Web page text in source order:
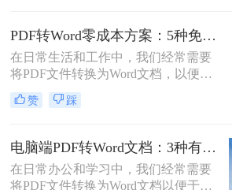
怎么转word简历的技巧就显得至关重
要。直接复制粘贴不仅会打乱排版，
还可能丢失关键信息。
PDF转Word零成本方案：5种免费路径的适用边界和效果评估！
在日常生活和工作中，我们经常需要
将PDF文件转换为Word文档，以便进
行编辑、修改或进一步处理。然而，
市面上许多PDF转Word工具都需要付
钱呢？本文将介绍几种不花钱的常用
方法，帮助您轻松实现PDF到Word的
转换。
赞 踩
电脑端PDF转Word文档：3种有效方法的具体操作步骤！
在日常办公和学习中，我们经常需要
将PDF文件转换为Word文档以便于编